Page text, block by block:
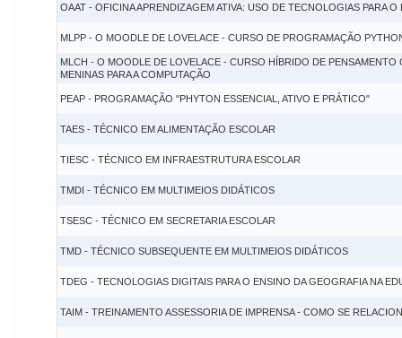
OAAT - OFICINA APRENDIZAGEM ATIVA: USO DE TECNOLOGIAS PARA
MLPP - O MOODLE DE LOVELACE - CURSO DE PROGRAMAÇÃO
MLCH - O MOODLE DE LOVELACE - CURSO HÍBRIDO DE
MENINAS PARA A COMPUTAÇÃO
PEAP - PROGRAMAÇÃO "PHYTON ESSENCIAL, ATIVO E PRÁTICO"
TAES - TÉCNICO EM ALIMENTAÇÃO ESCOLAR
TIESC - TÉCNICO EM INFRAESTRUTURA ESCOLAR
TMDI - TÉCNICO EM MULTIMEIOS DIDÁTICOS
TSESC - TÉCNICO EM SECRETARIA ESCOLAR
TMD - TÉCNICO SUBSEQUENTE EM MULTIMEIOS DIDÁTICOS
TDEG - TECNOLOGIAS DIGITAIS PARA O ENSINO DA GEOGRAFIA NA
TAIM - TREINAMENTO ASSESSORIA DE IMPRENSA - COMO SE